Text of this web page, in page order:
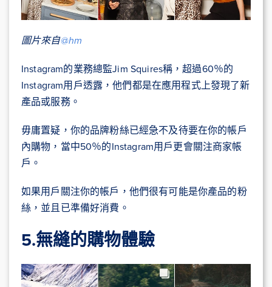
圖片來自@hm
Instagram的業務總監Jim Squires稱，超過60％的
Instagram用戶透露，他們都是在應用程式上發現了新
產品或服務。
毋庸置疑，你的品牌粉絲已經急不及待要在你的帳戶
內購物，當中50％的Instagram用戶更會關注商家帳
戶。
如果用戶關注你的帳戶，他們很有可能是你產品的粉
絲，並且已準備好消費。
5.無縫的購物體驗